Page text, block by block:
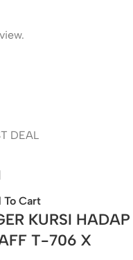
DEAL
To Cart
KURSI HADAP
T-706 X